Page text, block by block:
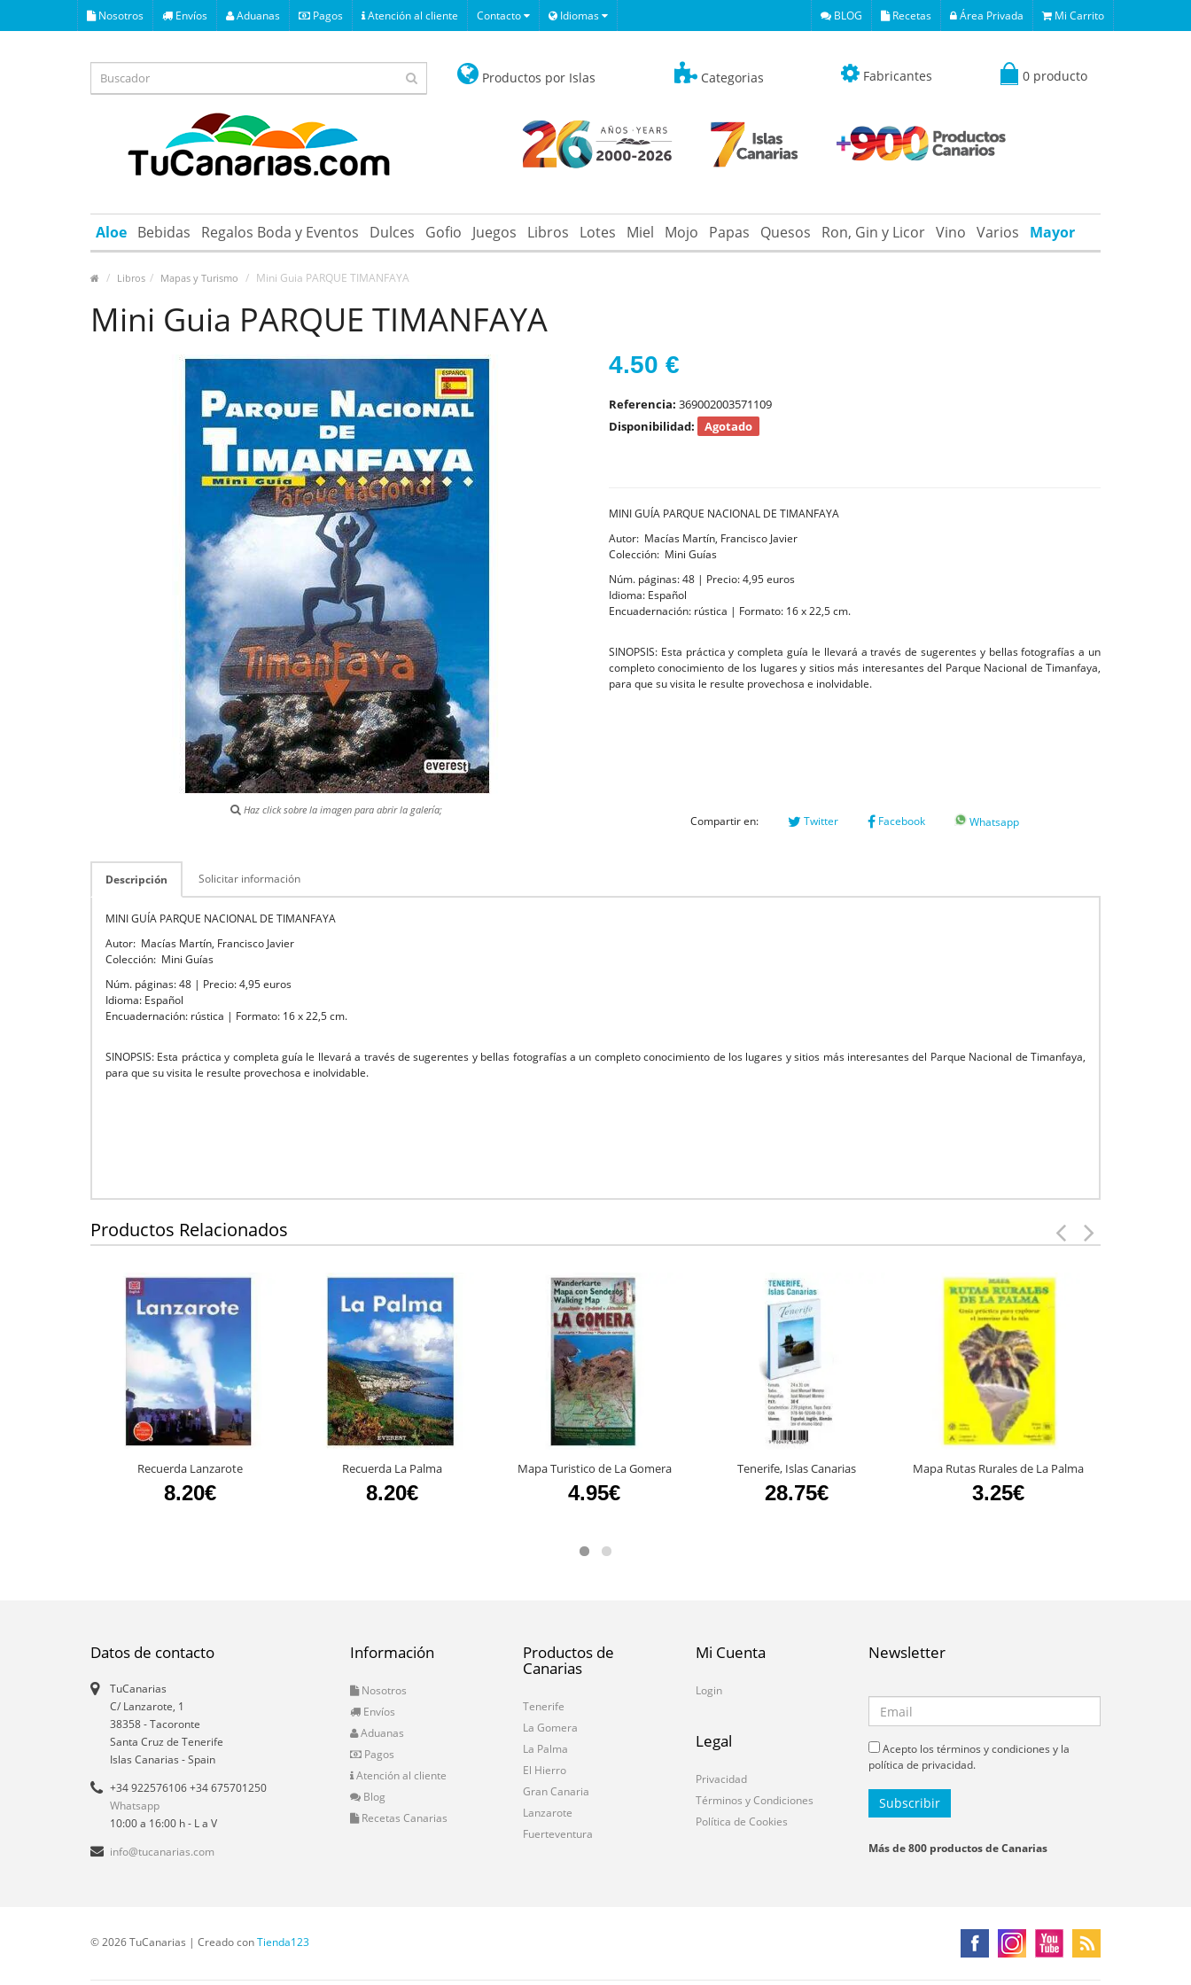
Nosotros Envíos Aduanas Pagos Atención al cliente Contacto Idiomas BLOG Recetas Área Privada Mi Carrito
Productos por Islas Categorias Fabricantes 0 producto
Aloe Bebidas Regalos Boda y Eventos Dulces Gofio Juegos Libros Lotes Miel Mojo Papas Quesos Ron, Gin y Licor Vino Varios Mayor
Libros Mapas y Turismo Mini Guia PARQUE TIMANFAYA
Mini Guia PARQUE TIMANFAYA
Haz click sobre la imagen para abrir la galería;
4.50 €
Referencia: 369002003571109
Disponibilidad:
Agotado
MINI GUÍA PARQUE NACIONAL DE TIMANFAYA
Autor: Macías Martín, Francisco Javier
Colección: Mini Guías
Núm. páginas: 48 | Precio: 4,95 euros
Idioma: Español
Encuadernación: rústica | Formato: 16 x 22,5 cm.
SINOPSIS: Esta práctica y completa guía le llevará a través de sugerentes y bellas fotografías a un
completo conocimiento de los lugares y sitios más interesantes del Parque Nacional de Timanfaya,
para que su visita le resulte provechosa e inolvidable.
Compartir en: Twitter Facebook Whatsapp
Descripción Solicitar información
MINI GUÍA PARQUE NACIONAL DE TIMANFAYA
Autor: Macías Martín, Francisco Javier
Colección: Mini Guías
Núm. páginas: 48 | Precio: 4,95 euros
Idioma: Español
Encuadernación: rústica | Formato: 16 x 22,5 cm.
SINOPSIS: Esta práctica y completa guía le llevará a través de sugerentes y bellas fotografías a un completo conocimiento de los lugares y sitios más interesantes del Parque Nacional de Timanfaya,
para que su visita le resulte provechosa e inolvidable.
Productos Relacionados
Recuerda Lanzarote
8.20€
Recuerda La Palma
8.20€
Mapa Turistico de La Gomera
4.95€
Tenerife, Islas Canarias
28.75€
Mapa Rutas Rurales de La Palma
3.25€
Datos de contacto
TuCanarias
C/ Lanzarote, 1
38358-Tacoronte
Santa Cruz de Tenerife
Islas Canarias - Spain
+34 922576106 +34 675701250
Whatsapp
10:00 a 16:00 h - L a V
info@tucanarias.com
Información
Nosotros
Envíos
Aduanas
Pagos
Atención al cliente
Blog
Recetas Canarias
Productos de
Canarias
Tenerife
La Gomera
La Palma
El Hierro
Gran Canaria
Lanzarote
Fuerteventura
Mi Cuenta
Login
Legal
Privacidad
Términos y Condiciones
Política de Cookies
Newsletter
Acepto los términos y condiciones y la
política de privacidad.
Más de 800 productos de Canarias
© 2026 TuCanarias | Creado conTienda123